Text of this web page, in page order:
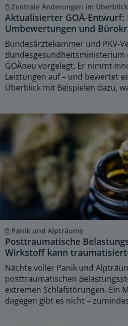
Zentrale Änderungen im Überblick
Aktualisierter GOÄ-Entwurf:
Umbewertungen und
Bundesärztekammer und PKV-
Bundesgesundheitsministerium
GOÄneu vorgelegt. Er nimmt
Leistungen auf – und bewertet
Überblick mit Beispielen dazu,
Panik und Alpträume
Posttraumatische
Wirkstoff kann
Nächte voller Panik und
posttraumatischen
extremen Schlafstörungen. Ein
dagegen gibt es nicht –